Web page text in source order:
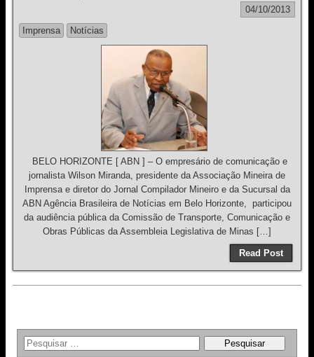
04/10/2013
Imprensa
Notícias
BELO HORIZONTE [ ABN ] – O empresário de comunicação e
jornalista Wilson Miranda, presidente da Associação Mineira de
Imprensa e diretor do Jornal Compilador Mineiro e da Sucursal da
ABN Agência Brasileira de Notícias em Belo Horizonte, participou
da audiência pública da Comissão de Transporte, Comunicação e
Obras Públicas da Assembleia Legislativa de Minas […]
Read Post